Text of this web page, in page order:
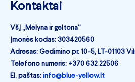
Kontaktai
VšĮ „Mėlyna ir geltona“
Įmonės kodas: 303420560
Adresas: Gedimino pr. 10-5, LT-01103
Telefono numeris: +370 632 22506
El. paštas: info@blue-yellow.lt